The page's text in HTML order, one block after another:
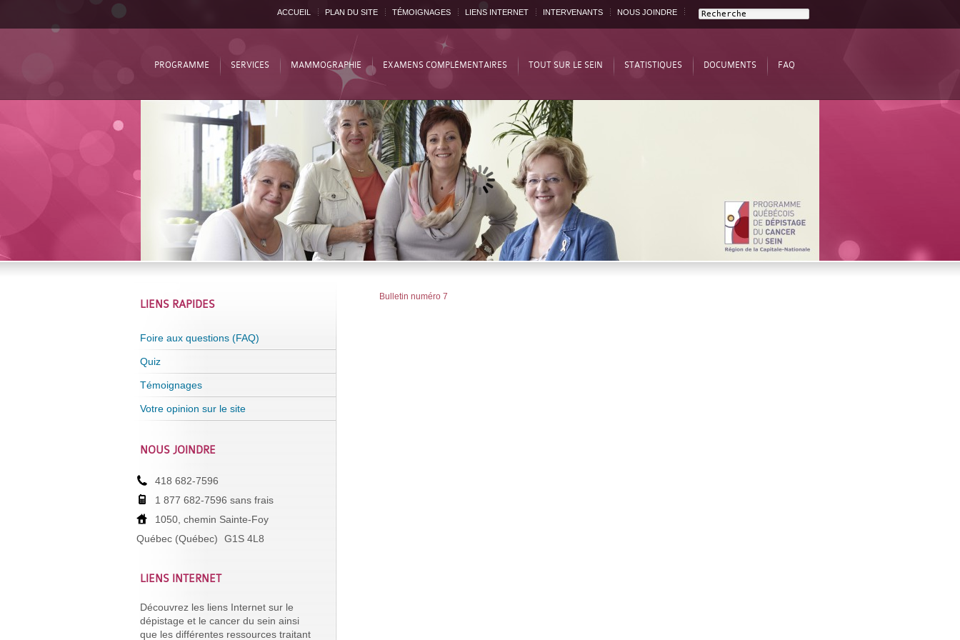
ACCUEIL PLAN DU SITE TÉMOIGNAGES LIENS INTERNET INTERVENANTS NOUS JOINDRE
PROGRAMME SERVICES MAMMOGRAPHIE EXAMENS COMPLÉMENTAIRES TOUT SUR LE SEIN STATISTIQUES DOCUMENTS FAQ
Bulletin numéro 7
LIENS RAPIDES
Foire aux questions (FAQ)
Quiz
Témoignages
Votre opinion sur le site
NOUS JOINDRE
418 682-7596
1 877 682-7596 sans frais
1050, chemin Sainte-Foy
Québec (Québec)
G1S 4L8
LIENS INTERNET
Découvrez les liens Internet sur le
dépistage et le cancer du sein ainsi
que les différentes ressources traitant